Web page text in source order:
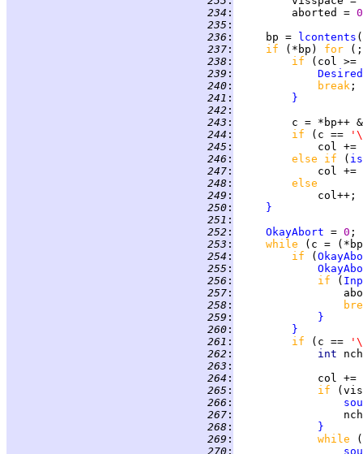
234 :
         aborted =
0
235 :
236 :
     bp =
lcontents (
237 : if (*bp) for
238 : if
(col
239 :
240 : break
241 :
}
242 :
243 :
c = *bp++
244 : if (c ==
245 :
col +=
246 : else if (
247 :
             col +=
248 :
else
249 :
250 :
}
251 :
252 : OkayAbort = 0
253 : while
(c =
254 : if (
255 :
256 : if (
257 :
258 :
259 :
}
260 :
}
261 : if (c ==
262 : int
263 :
264 :
265 : if
266 :
267 :
268 :
}
269 : while
270 :